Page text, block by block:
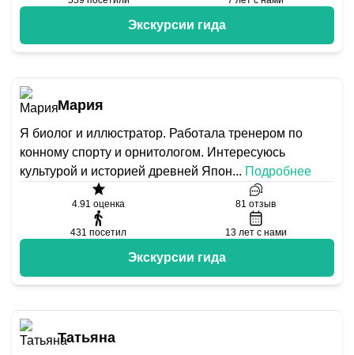
Экскурсии гида
Мария
Я биолог и иллюстратор. Работала тренером по
конному спорту и орнитологом. Интересуюсь
культурой и историей древней Япон... Подробнее
4.91 оценка 81 отзыв
431 посетил 13 лет с нами
Экскурсии гида
Татьяна